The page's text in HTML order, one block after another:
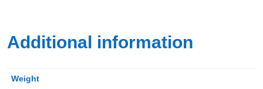
Additional information
Weight